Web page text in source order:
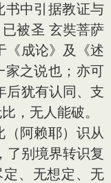
书中引据教证与
被圣 玄奘菩萨
《成论》及《述
家之说也；亦可
后犹有认同、支
，无人能破。
阿赖耶）识从
了别境界转识复
、无想定、无